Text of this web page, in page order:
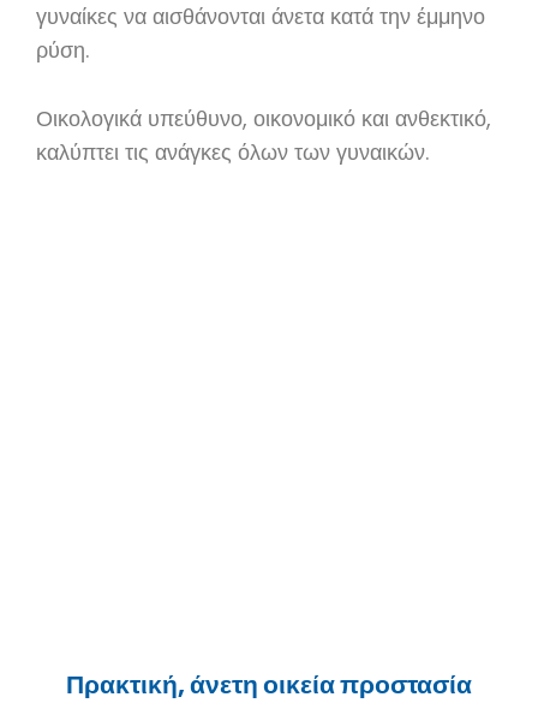
γυναίκες να αισθάνονται άνετα κατά την έμμηνο
ρύση.
Οικολογικά υπεύθυνο, οικονομικό και ανθεκτικό,
καλύπτει τις ανάγκες όλων των γυναικών.
Πρακτική, άνετη οικεία προστασία